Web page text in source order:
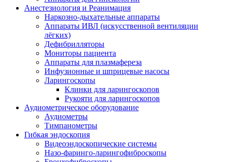
Анестезиология и Реанимация
Наркозно-дыхательные аппараты
Аппараты ИВЛ (искусственной вентиляции
лёгких)
Дефибрилляторы
Мониторы пациента
Аппараты для плазмафереза
Инфузионные и шприцевые насосы
Ларингоскопы
Клинки для ларингоскопов
Рукояти для ларингоскопов
Аудиометрическое оборудование
Аудиометры
Тимпанометры
Гибкая эндоскопия
Видеоэндоскопические системы
Назо-фаринго-ларингофиброскопы